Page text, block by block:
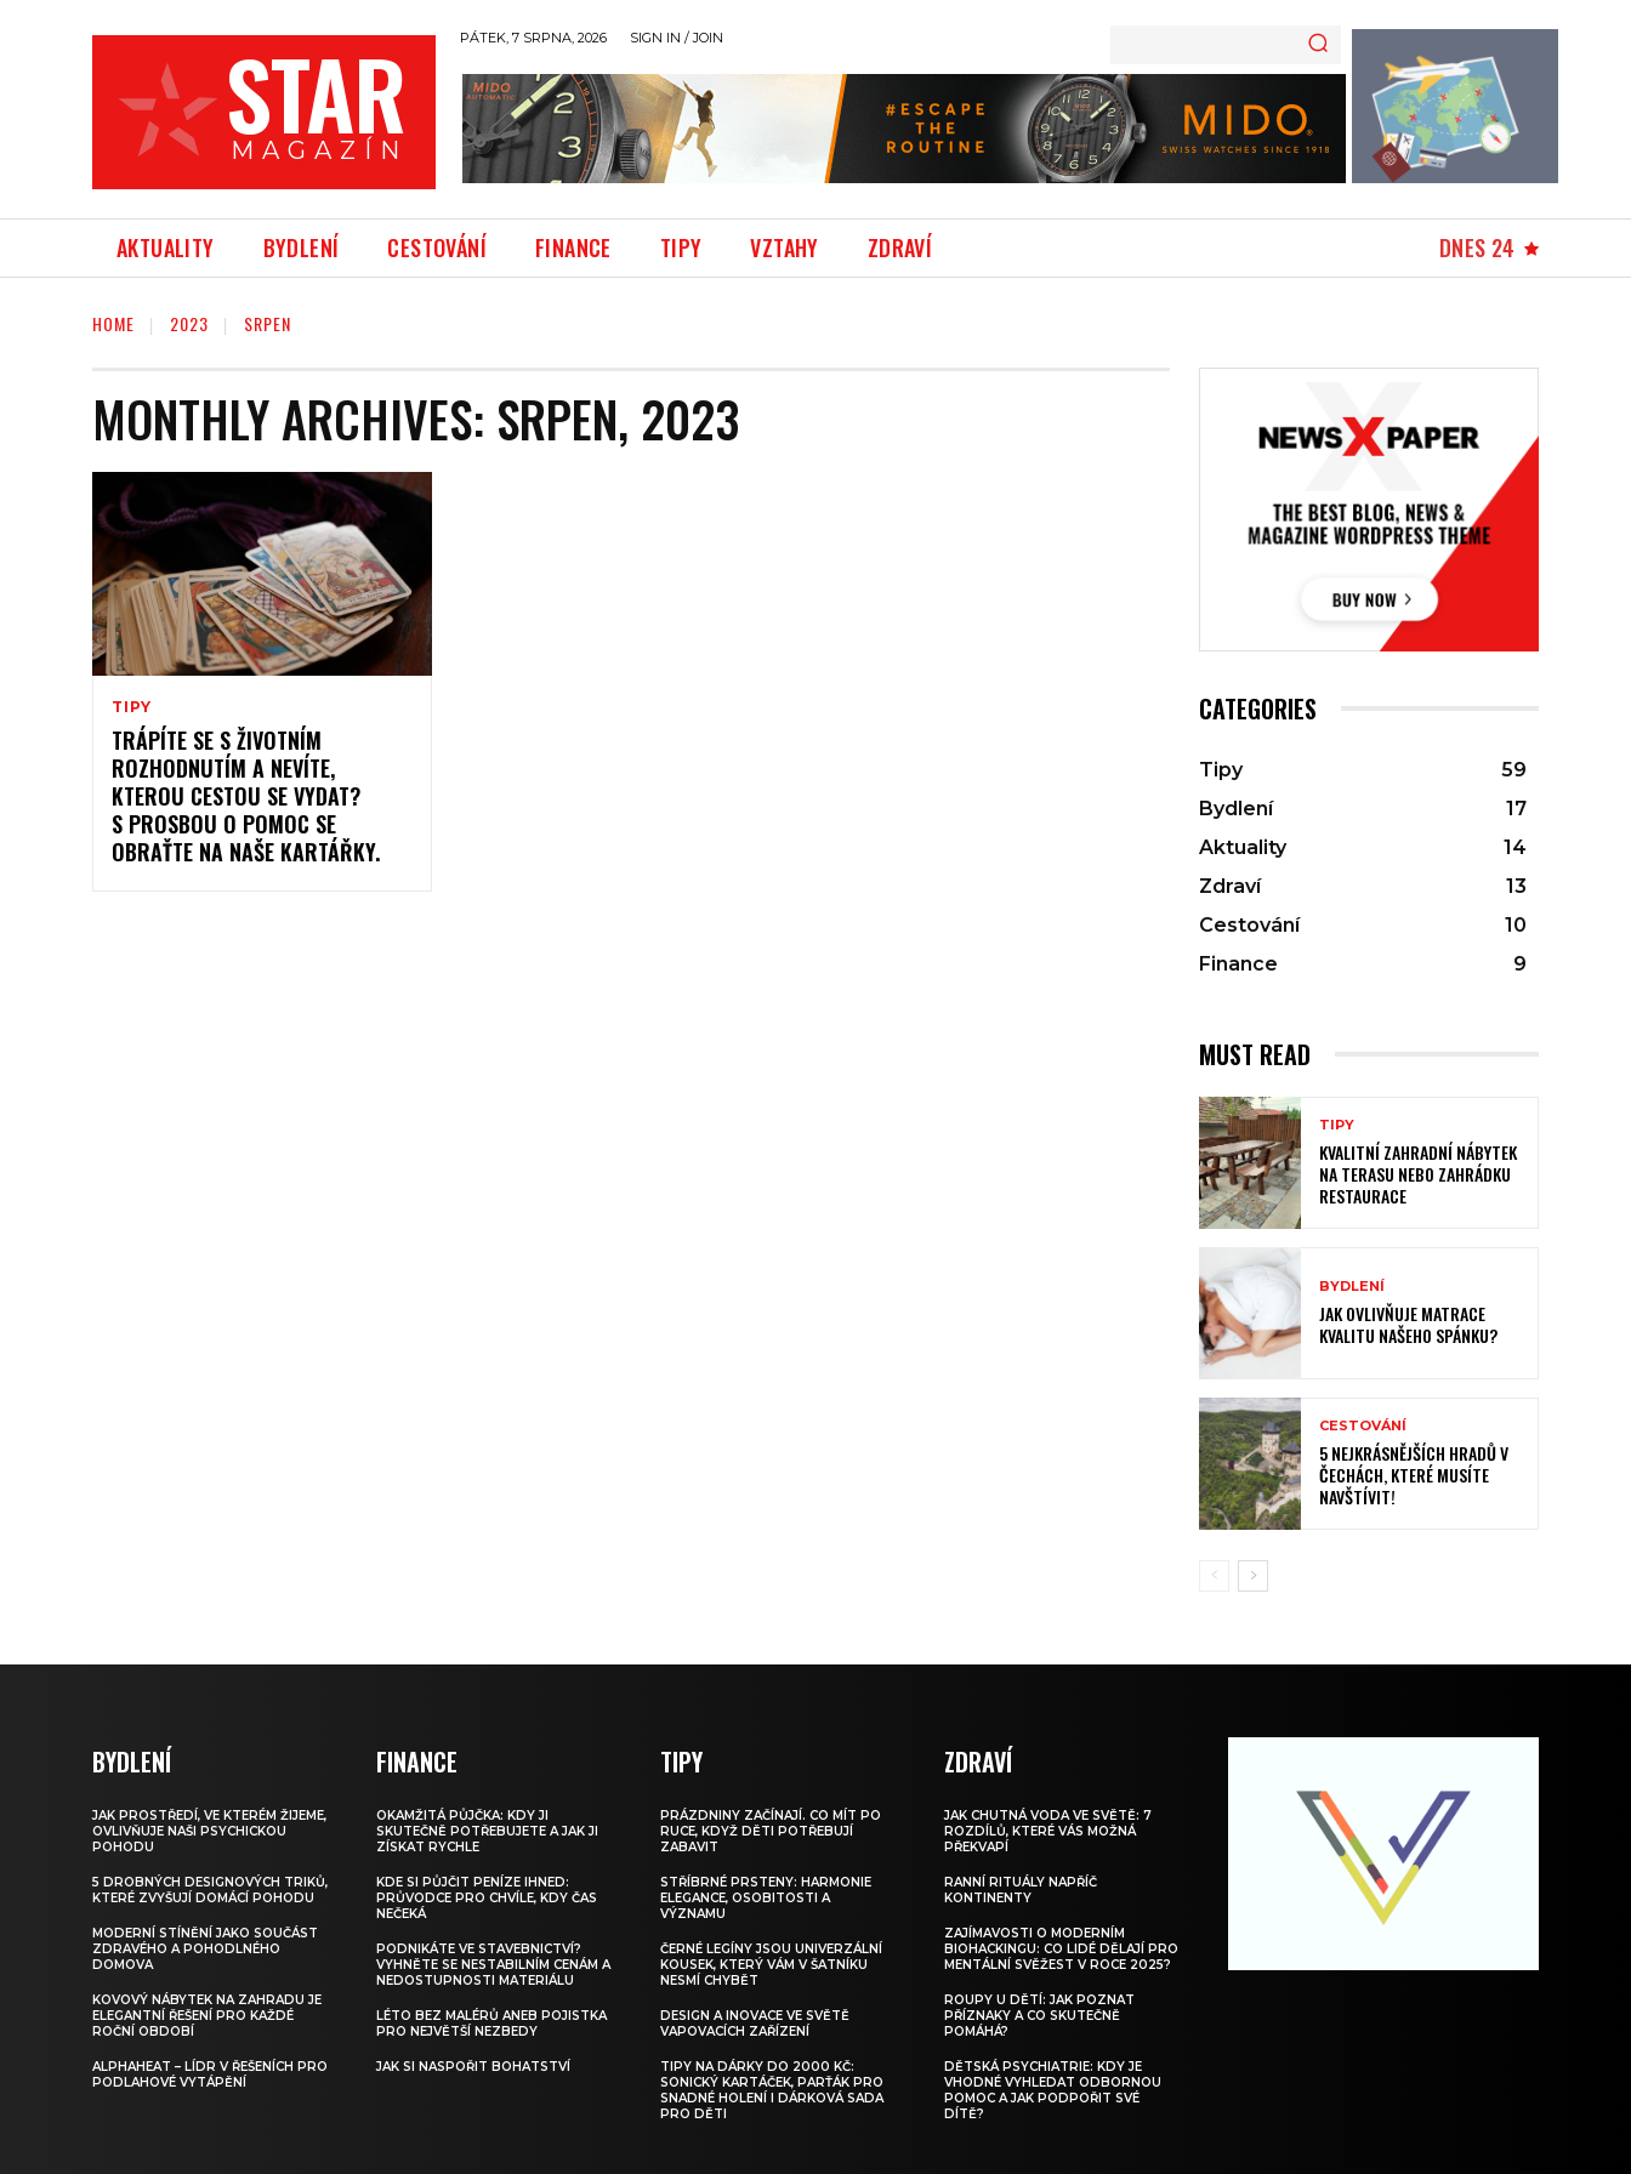
STAR
M A G A Z Í N
PÁTEK, 7 SRPNA, 2026 SIGN IN / JOIN
AKTUALITY BYDLENÍ CESTOVÁNÍ FINANCE TIPY VZTAHY ZDRAVÍ DNES 24
HOME 2023 SRPEN
MONTHLY ARCHIVES: SRPEN, 2023
TIPY
TRÁPÍTE SE S ŽIVOTNÍM
ROZHODNUTÍM A NEVÍTE,
KTEROU CESTOU SE VYDAT?
S PROSBOU O POMOC SE
OBRAŤTE NA NAŠE KARTÁŘKY.
CATEGORIES
Tipy
59
Bydlení
17
Aktuality
14
Zdraví
13
Cestování
10
Finance
9
MUST READ
TIPY
KVALITNÍ ZAHRADNÍ NÁBYTEK
NA TERASU NEBO ZAHRÁDKU
RESTAURACE
BYDLENÍ
JAK OVLIVŇUJE MATRACE
KVALITU NAŠEHO SPÁNKU?
CESTOVÁNÍ
5 NEJKRÁSNĚJŠÍCH HRADŮ V
ČECHÁCH, KTERÉ MUSÍTE
NAVŠTÍVIT!
BYDLENÍ
JAK PROSTŘEDÍ, VE KTERÉM ŽIJEME,
OVLIVŇUJE NAŠI PSYCHICKOU
POHODU
5 DROBNÝCH DESIGNOVÝCH TRIKŮ,
KTERÉ ZVYŠUJÍ DOMÁCÍ POHODU
MODERNÍ STÍNĚNÍ JAKO SOUČÁST
ZDRAVÉHO A POHODLNÉHO
DOMOVA
KOVOVÝ NÁBYTEK NA ZAHRADU JE
ELEGANTNÍ ŘEŠENÍ PRO KAŽDÉ
ROČNÍ OBDOBÍ
ALPHAHEAT – LÍDR V ŘEŠENÍCH PRO
PODLAHOVÉ VYTÁPĚNÍ
FINANCE
OKAMŽITÁ PŮJČKA: KDY JI
SKUTEČNĚ POTŘEBUJETE A JAK JI
ZÍSKAT RYCHLE
KDE SI PŮJČIT PENÍZE IHNED:
PRŮVODCE PRO CHVÍLE, KDY ČAS
NEČEKÁ
PODNIKÁTE VE STAVEBNICTVÍ?
VYHNĚTE SE NESTABILNÍM CENÁM A
NEDOSTUPNOSTI MATERIÁLU
LÉTO BEZ MALÉRŮ ANEB POJISTKA
PRO NEJVĚTŠÍ NEZBEDY
JAK SI NASPOŘIT BOHATSTVÍ
TIPY
PRÁZDNINY ZAČÍNAJÍ. CO MÍT PO
RUCE, KDYŽ DĚTI POTŘEBUJÍ
ZABAVIT
STŘÍBRNÉ PRSTENY: HARMONIE
ELEGANCE, OSOBITOSTI A
VÝZNAMU
ČERNÉ LEGÍNY JSOU UNIVERZÁLNÍ
KOUSEK, KTERÝ VÁM V ŠATNÍKU
NESMÍ CHYBĚT
DESIGN A INOVACE VE SVĚTĚ
VAPOVACÍCH ZAŘÍZENÍ
TIPY NA DÁRKY DO 2000 KČ:
SONICKÝ KARTÁČEK, PARŤÁK PRO
SNADNÉ HOLENÍ I DÁRKOVÁ SADA
PRO DĚTI
ZDRAVÍ
JAK CHUTNÁ VODA VE SVĚTĚ: 7
ROZDÍLŮ, KTERÉ VÁS MOŽNÁ
PŘEKVAPÍ
RANNÍ RITUÁLY NAPŘÍČ
KONTINENTY
ZAJÍMAVOSTI O MODERNÍM
BIOHACKINGU: CO LIDÉ DĚLAJÍ PRO
MENTÁLNÍ SVĚŽEST V ROCE 2025?
ROUPY U DĚTÍ: JAK POZNAT
PŘÍZNAKY A CO SKUTEČNĚ
POMÁHÁ?
DĚTSKÁ PSYCHIATRIE: KDY JE
VHODNÉ VYHLEDAT ODBORNOU
POMOC A JAK PODPOŘIT SVÉ
DÍTĚ?